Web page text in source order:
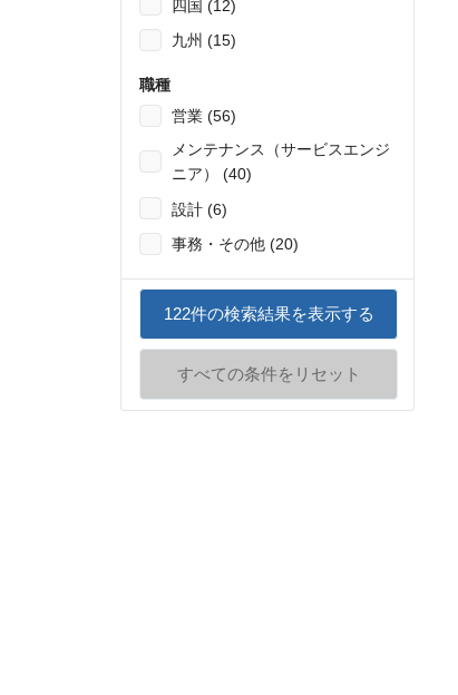
四国 (12)
九州 (15)
職種
営業 (56)
メンテナンス（サービスエンジ
ニア） (40)
設計 (6)
事務・その他 (20)
122件の検索結果を表示する
すべての条件をリセット